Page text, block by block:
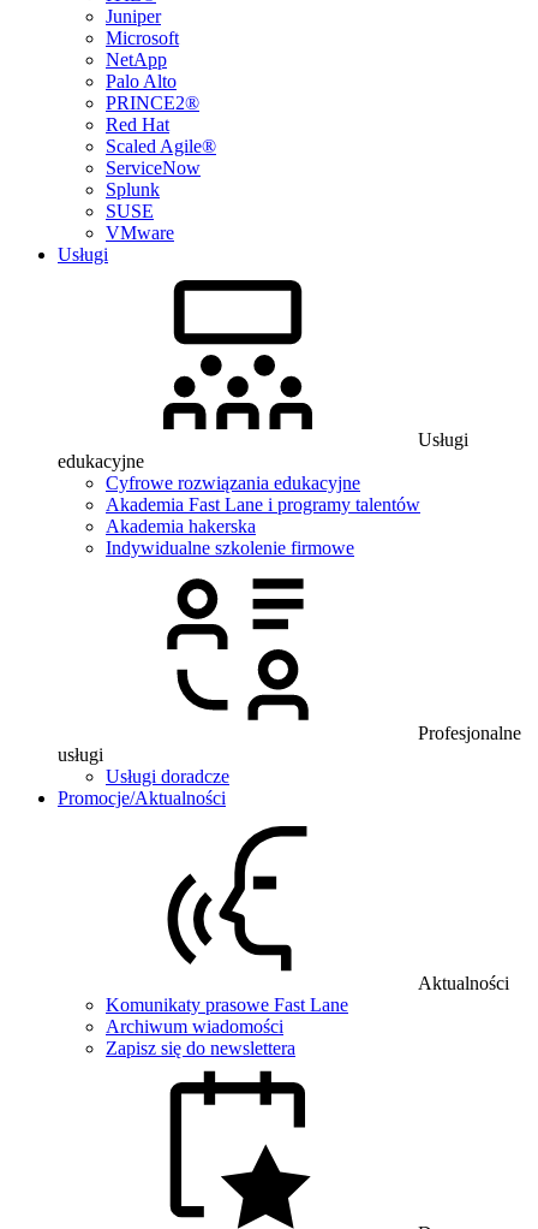
Juniper
Microsoft
NetApp
Palo Alto
PRINCE2®
Red Hat
Scaled Agile®
ServiceNow
Splunk
SUSE
VMware
Usługi
Usługi
edukacyjne
Cyfrowe rozwiązania edukacyjne
Akademia Fast Lane i programy talentów
Akademia hakerska
Indywidualne szkolenie firmowe
Profesjonalne
usługi
Usługi doradcze
Promocje/Aktualności
Aktualności
Komunikaty prasowe Fast Lane
Archiwum wiadomości
Zapisz się do newslettera